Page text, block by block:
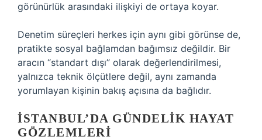
görünürlük arasındaki ilişkiyi de ortaya koyar.
Denetim süreçleri herkes için aynı gibi görünse de,
pratikte sosyal bağlamdan bağımsız değildir. Bir
aracın “standart dışı” olarak değerlendirilmesi,
yalnızca teknik ölçütlere değil, aynı zamanda
yorumlayan kişinin bakış açısına da bağlıdır.
İSTANBUL’DA GÜNDELIK HAYAT
GÖZLEMLERI